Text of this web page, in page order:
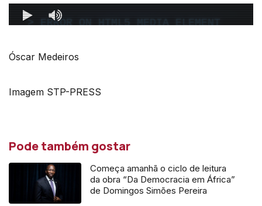
Óscar Medeiros
Imagem STP-PRESS
Pode também gostar
Começa amanhã o ciclo de leitura
da obra “Da Democracia em África”
de Domingos Simões Pereira